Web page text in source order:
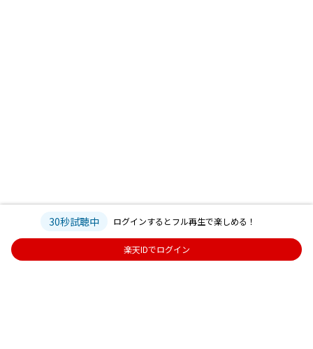
30秒試聴中 ログインするとフル再生で楽しめる！
楽天IDでログイン